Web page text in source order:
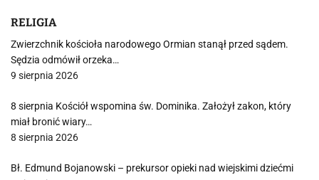
RELIGIA
Zwierzchnik kościoła narodowego Ormian stanął przed sądem.
Sędzia odmówił orzeka…
9 sierpnia 2026
8 sierpnia Kościół wspomina św. Dominika. Założył zakon, który
miał bronić wiary…
8 sierpnia 2026
Bł. Edmund Bojanowski – prekursor opieki nad wiejskimi dziećmi